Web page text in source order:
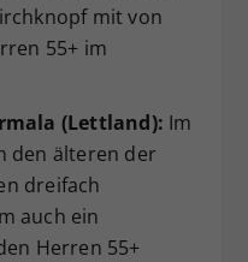
mit von
55+ im
(Lettland): Im
den älteren der
dreifach
auch ein
Herren 55+